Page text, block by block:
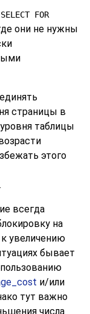
SELECT FOR
они не нужны
страницы в
таблицы
этого
.
всегда
на
увеличению
бывает
и/или
тут важно
числа